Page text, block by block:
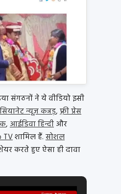
संगठनों ने ये वीडियो इसी
न्यूज़ कन्नड़,फ़्री प्रेस
,आईडिवा हिन्दीऔर
TVशामिल हैं.सोशल
करते हुए ऐसा ही दावा